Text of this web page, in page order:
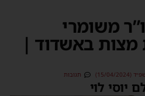
משומרי
מצות באשדוד |
04/2024) תגובות
יוסי לוי